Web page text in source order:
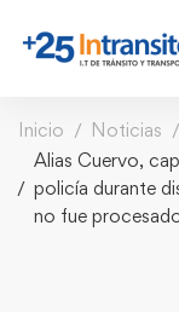
Inicio Noticias
Alias Cuervo,
policía durante
no fue